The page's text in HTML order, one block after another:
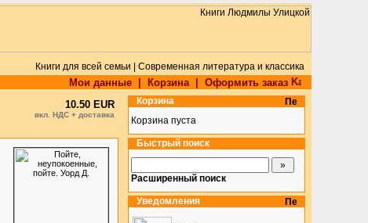
Книги для всей семьи | Современная литература и классика
Мои данные Корзина| Оформить заказ
10.50 EUR
вкл. НДС + доставка
Корзина
Корзина пуста
Быстрый поиск
Расширенный поиск
Уведомления